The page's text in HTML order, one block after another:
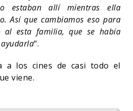
estaban allí mientras ella
Así que cambiamos eso para
al esta familia, que se había
“.
a los cines de casi todo el
viene.